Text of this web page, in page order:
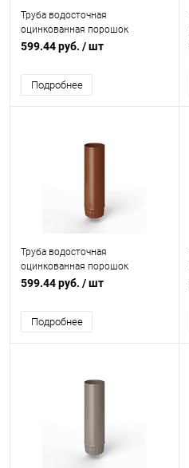
Труба водосточная
оцинкованная порошок
ф125х1250мм RAL 1000
599.44 руб. / шт
Подробнее
Труба водосточная
оцинкованная порошок
ф125х1250мм RAL 8029
599.44 руб. / шт
Подробнее